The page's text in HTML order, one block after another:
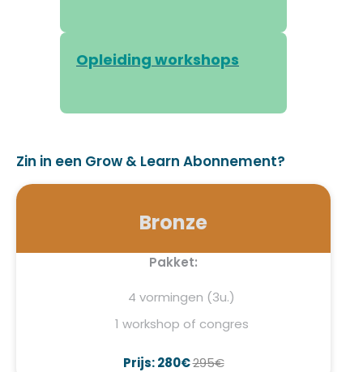
Opleiding workshops
Zin in een Grow & Learn Abonnement?
Bronze
Pakket:
4 vormingen (3u.)
1 workshop of congres
Prijs: 280€295€